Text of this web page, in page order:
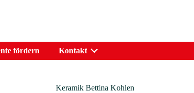
fördern Kontakt
Keramik Bettina Kohlen